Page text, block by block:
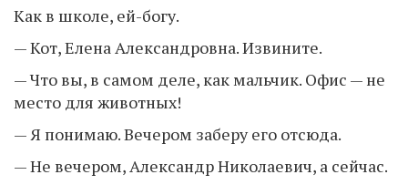
Как в школе, ей-богу.
— Кот, Елена Александровна. Извините.
— Что вы, в самом деле, как мальчик. Офис — не
место для животных!
— Я понимаю. Вечером заберу его отсюда.
— Не вечером, Александр Николаевич, а сейчас.